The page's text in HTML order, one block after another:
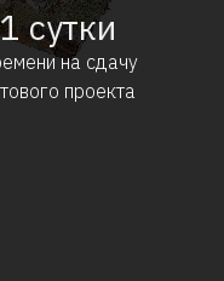
1сутки
на сдачу
проекта